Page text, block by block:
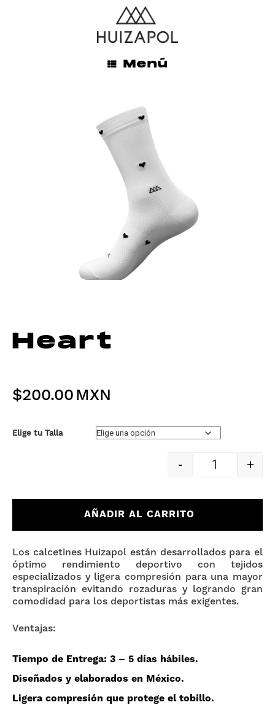
ENVÍOS GRATIS A TODO MÉXICO EN LA COMPRA DE
Menú
Heart
$200.00
Los calcetines Huizapol están desarrollados para el
óptimo rendimiento deportivo con tejidos
especializados y ligera compresión para una mayor
transpiración evitando rozaduras y logrando gran
comodidad para los deportistas más exigentes.
Ventajas:
Tiempo de Entrega: 3 – 5 días hábiles.
Diseñados y elaborados en México.
Ligera compresión que protege el tobillo.
Elige tu Talla
Quantity
- +
AÑADIR AL CARRITO